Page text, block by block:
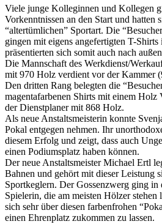
Viele junge Kolleginnen und Kollegen
Vorkenntnissen an den Start und hatten
“altertümlichen” Sportart. Die
gingen mit eigens angefertigten T-Shirts
präsentierten sich somit auch nach
Die Mannschaft des Werkdienst/
mit 970 Holz verdient vor der Kammer
Den dritten Rang belegten die
magentafarbenen Shirts mit einem Holz
der Dienstplaner mit 868 Holz.
Als neue Anstaltsmeisterin konnte
Pokal entgegen nehmen. Ihr
diesem Erfolg und zeigt, dass auch
einen Podiumsplatz haben können.
Der neue Anstaltsmeister Michael Ertl
Bahnen und gehört mit dieser Leistung
Sportkeglern. Der Gossenzwerg ging in
Spielerin, die am meisten Hölzer
sich sehr über diesen farbenfrohen
einen Ehrenplatz zukommen zu lassen.